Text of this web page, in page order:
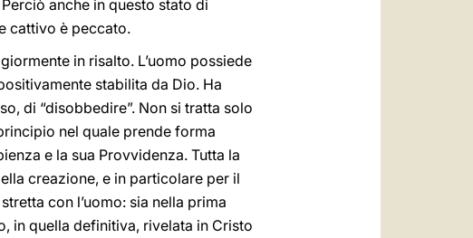
anche in questo stato di
cattivo è peccato.
in risalto. L’uomo possiede
stabilita da Dio. Ha
di “disobbedire”. Non si tratta solo
nel quale prende forma
e la sua Provvidenza. Tutta la
creazione, e in particolare per il
con l’uomo: sia nella prima
in quella definitiva, rivelata in Cristo